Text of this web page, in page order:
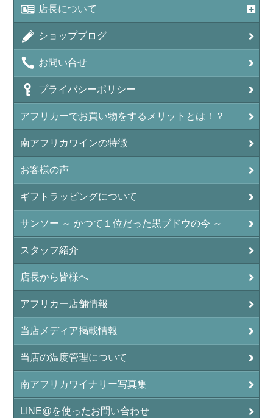
店長について
ショップブログ
お問い合せ
プライバシーポリシー
アフリカーでお買い物をするメリットとは！？
南アフリカワインの特徴
お客様の声
ギフトラッピングについて
サンソー ～ かつて１位だった黒ブドウの今 ～
スタッフ紹介
店長から皆様へ
アフリカー店舗情報
当店メディア掲載情報
当店の温度管理について
南アフリカワイナリー写真集
LINE@を使ったお問い合わせ